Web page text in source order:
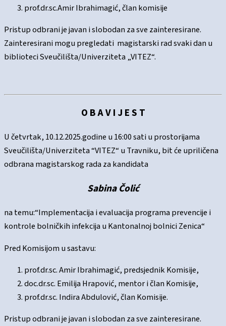
prof.dr.sc.Amir Ibrahimagić, član komisije
Pristup odbrani je javan i slobodan za sve zainteresirane.
Zainteresirani mogu pregledati magistarski rad svaki dan u
biblioteci Sveučilišta/Univerziteta „VITEZ“.
O B A V I J E S T
U četvrtak, 10.12.2025.godine u 16:00 sati u prostorijama
Sveučilišta/Univerziteta “VITEZ“ u Travniku, bit će upriličena
odbrana magistarskog rada za kandidata
Sabina Čolić
na temu:“Implementacija i evaluacija programa prevencije i
kontrole bolničkih infekcija u Kantonalnoj bolnici Zenica“
Pred Komisijom u sastavu:
prof.dr.sc. Amir Ibrahimagić, predsjednik Komisije,
doc.dr.sc. Emilija Hrapović, mentor i član Komisije,
prof.dr.sc. Indira Abdulović, član Komisije.
Pristup odbrani je javan i slobodan za sve zainteresirane.